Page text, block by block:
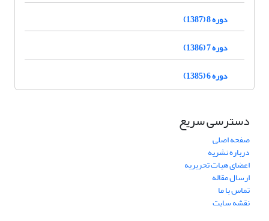
دوره 8 (1387)
دوره 7 (1386)
دوره 6 (1385)
دسترسی سریع
صفحه اصلی
درباره نشریه
اعضای هیات تحریریه
ارسال مقاله
تماس با ما
نقشه سایت